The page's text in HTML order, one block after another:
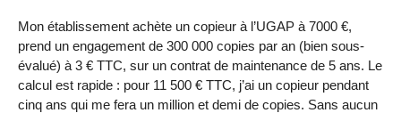
Mon établissement achète un copieur à l’UGAP à 7000 €,
prend un engagement de 300 000 copies par an (bien sous-
évalué) à 3 € TTC, sur un contrat de maintenance de 5 ans. Le
calcul est rapide : pour 11 500 € TTC, j’ai un copieur pendant
cinq ans qui me fera un million et demi de copies. Sans aucun